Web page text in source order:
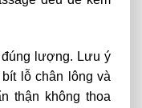
lượng. Lưu ý
lỗ chân lông và
thận không thoa